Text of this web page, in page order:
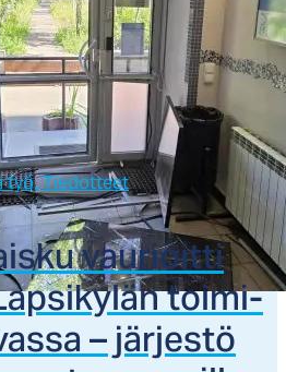
työ,Tiedotteet
vau­rioit­ti
toi­mi­
– jär­jes­tö